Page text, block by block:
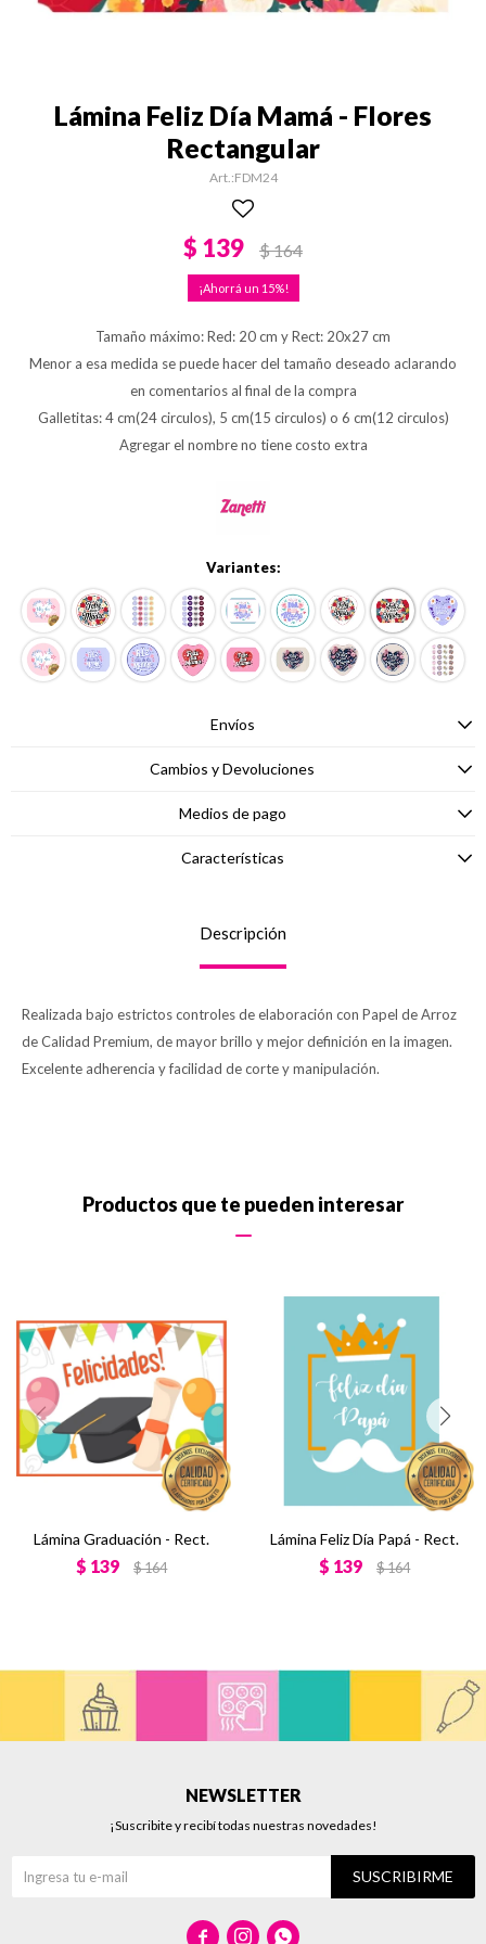
Lámina Feliz Día Mamá - Flores
Rectangular
FDM24
$ 139 $164
15
Tamaño máximo: Red: 20 cm y Rect: 20x27 cm
Menor a esa medida se puede hacer del tamaño deseado aclarando
en comentarios al final de la compra
Galletitas: 4 cm(24 circulos), 5 cm(15 circulos) o 6 cm(12 circulos)
Agregar el nombre no tiene costo extra
Variantes:
Envíos
Cambios y Devoluciones
Medios de pago
Características
Descripción
Realizada bajo estrictos controles de elaboración con Papel de Arroz
de Calidad Premium, de mayor brillo y mejor definición en la imagen.
Excelente adherencia y facilidad de corte y manipulación.
Productos que te pueden interesar
Lámina Graduación - Rect.
$ 139 $164
Lámina Feliz Día Papá - Rect.
$ 139 $164
NEWSLETTER
¡Suscribite y recibí todas nuestras novedades!
SUSCRIBIRME
  